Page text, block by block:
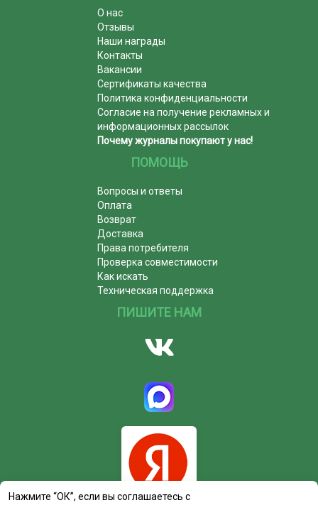
О нас
Отзывы
Наши награды
Контакты
Вакансии
Сертификаты качества
Политика конфиденциальности
Согласие на получение рекламных и
информационных рассылок
Почему журналы покупают у нас!
ПОМОЩЬ
Вопросы и ответы
Оплата
Возврат
Доставка
Права потребителя
Проверка совместимости
Как искать
Техническая поддержка
ПИШИТЕ НАМ
Нажмите “ОК”, если вы соглашаетесь с